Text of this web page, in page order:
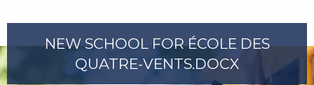
NEW SCHOOL FOR ÉCOLE DES
QUATRE-VENTS.DOCX